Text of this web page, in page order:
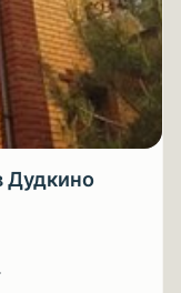
Дудкино